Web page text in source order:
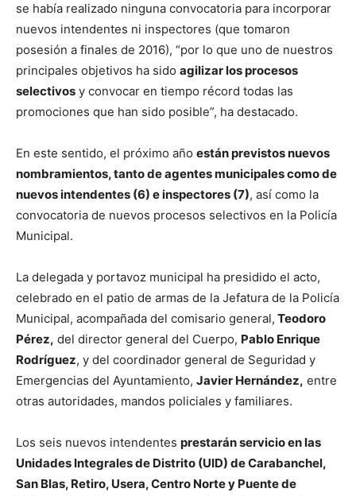
se había realizado ninguna convocatoria para incorporar
nuevos intendentes ni inspectores (que tomaron
posesión a finales de 2016), “por lo que uno de nuestros
principales objetivos ha sido agilizar los procesos
selectivos y convocar en tiempo récord todas las
promociones que han sido posible”, ha destacado.
En este sentido, el próximo año están previstos nuevos
nombramientos, tanto de agentes municipales como de
nuevos intendentes (6) e inspectores (7), así como la
convocatoria de nuevos procesos selectivos en la Policía
Municipal.
La delegada y portavoz municipal ha presidido el acto,
celebrado en el patio de armas de la Jefatura de la Policía
Municipal, acompañada del comisario general, Teodoro
Pérez, del director general del Cuerpo, Pablo Enrique
Rodríguez, y del coordinador general de Seguridad y
Emergencias del Ayuntamiento, Javier Hernández, entre
otras autoridades, mandos policiales y familiares.
Los seis nuevos intendentes prestarán servicio en las
Unidades Integrales de Distrito (UID) de Carabanchel,
San Blas, Retiro, Usera, Centro Norte y Puente de